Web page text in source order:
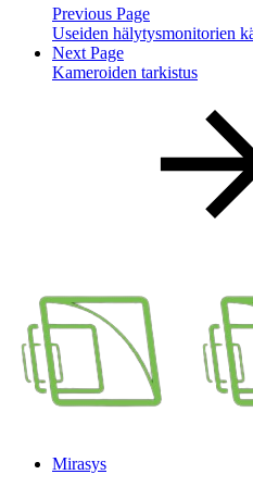
Previous Page
Useiden hälytysmonitorien
Next Page
Kameroiden tarkistus
Mirasys